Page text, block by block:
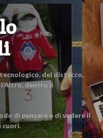
del distacco,
dentro il
di pensare e di vedere il
cuori.